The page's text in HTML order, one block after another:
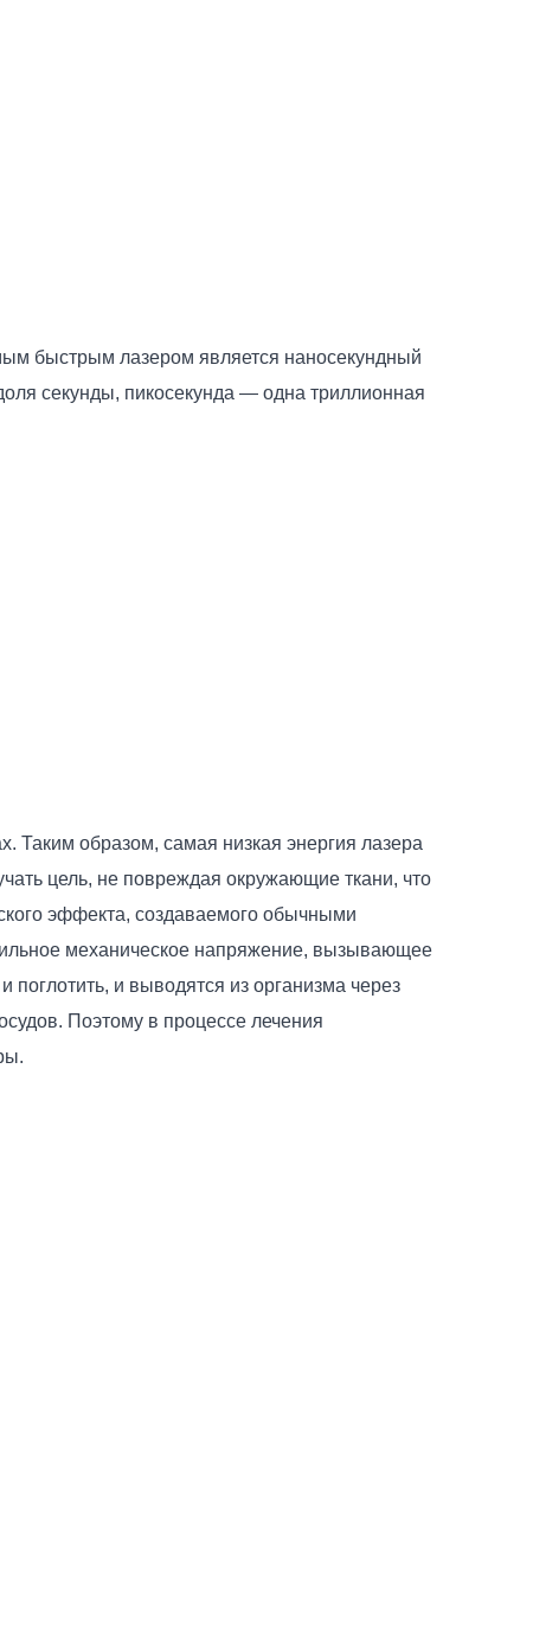
быстрым лазером является наносекундный
секунды, пикосекунда — одна триллионная
Таким образом, самая низкая энергия лазера
цель, не повреждая окружающие ткани, что
эффекта, создаваемого обычными
механическое напряжение, вызывающее
и выводятся из организма через
Поэтому в процессе лечения